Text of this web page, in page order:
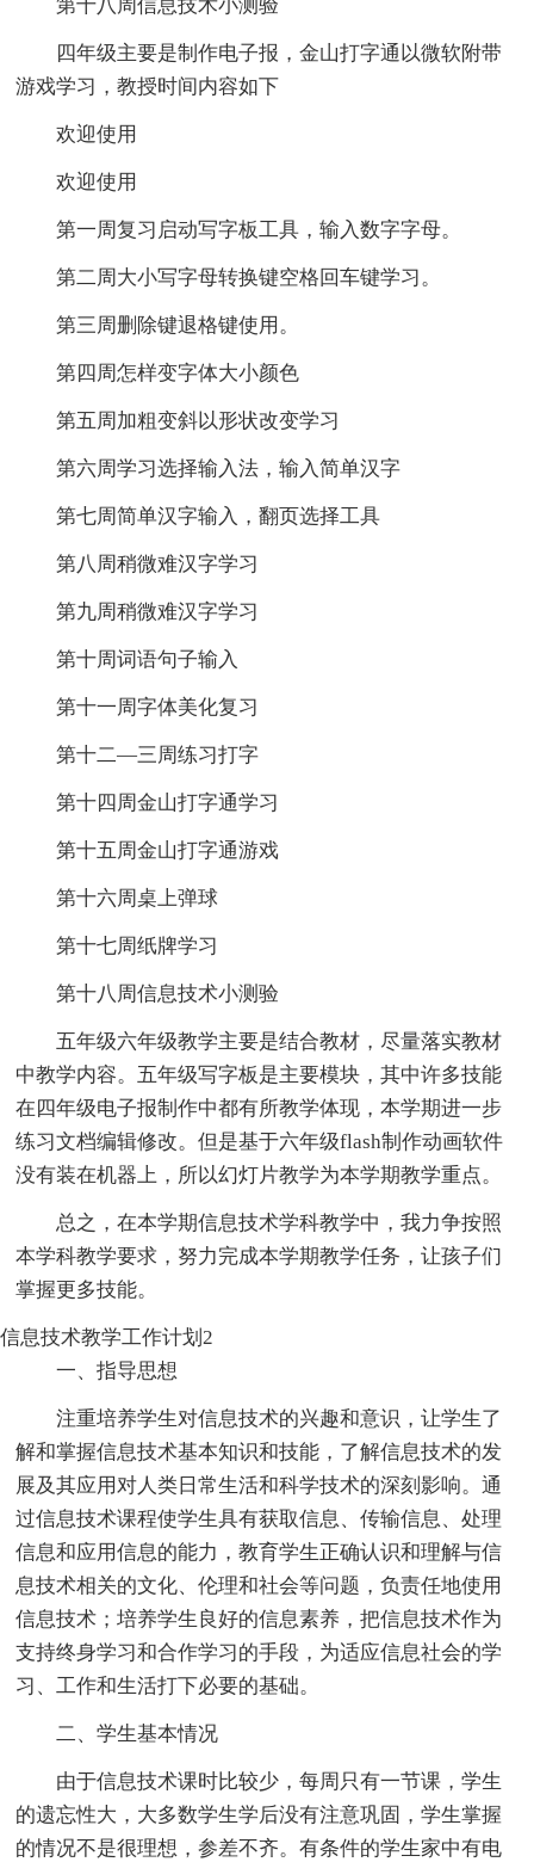
第十八周信息技术小测验
四年级主要是制作电子报，金山打字通以微软附带
游戏学习，教授时间内容如下
欢迎使用
欢迎使用
第一周复习启动写字板工具，输入数字字母。
第二周大小写字母转换键空格回车键学习。
第三周删除键退格键使用。
第四周怎样变字体大小颜色
第五周加粗变斜以形状改变学习
第六周学习选择输入法，输入简单汉字
第七周简单汉字输入，翻页选择工具
第八周稍微难汉字学习
第九周稍微难汉字学习
第十周词语句子输入
第十一周字体美化复习
第十二—三周练习打字
第十四周金山打字通学习
第十五周金山打字通游戏
第十六周桌上弹球
第十七周纸牌学习
第十八周信息技术小测验
五年级六年级教学主要是结合教材，尽量落实教材
中教学内容。五年级写字板是主要模块，其中许多技能
在四年级电子报制作中都有所教学体现，本学期进一步
练习文档编辑修改。但是基于六年级flash制作动画软件
没有装在机器上，所以幻灯片教学为本学期教学重点。
总之，在本学期信息技术学科教学中，我力争按照
本学科教学要求，努力完成本学期教学任务，让孩子们
掌握更多技能。
信息技术教学工作计划2
一、指导思想
注重培养学生对信息技术的兴趣和意识，让学生了
解和掌握信息技术基本知识和技能，了解信息技术的发
展及其应用对人类日常生活和科学技术的深刻影响。通
过信息技术课程使学生具有获取信息、传输信息、处理
信息和应用信息的能力，教育学生正确认识和理解与信
息技术相关的文化、伦理和社会等问题，负责任地使用
信息技术；培养学生良好的信息素养，把信息技术作为
支持终身学习和合作学习的手段，为适应信息社会的学
习、工作和生活打下必要的基础。
二、学生基本情况
由于信息技术课时比较少，每周只有一节课，学生
的遗忘性大，大多数学生学后没有注意巩固，学生掌握
的情况不是很理想，参差不齐。有条件的学生家中有电